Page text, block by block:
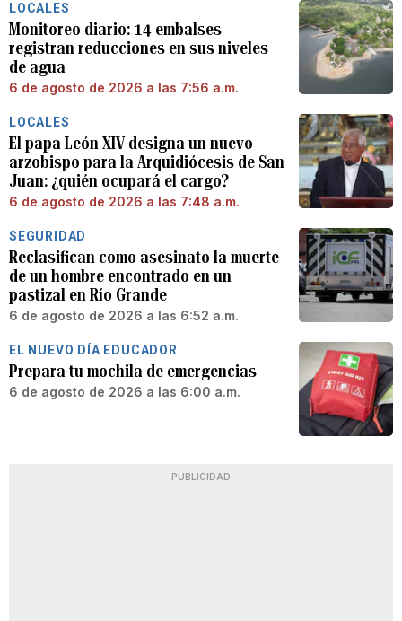
LOCALES
Monitoreo diario: 14 embalses
registran reducciones en sus niveles
de agua
6 de agosto de 2026 a las 7:56 a.m.
LOCALES
El papa León XIV designa un nuevo
arzobispo para la Arquidiócesis de San
Juan: ¿quién ocupará el cargo?
6 de agosto de 2026 a las 7:48 a.m.
SEGURIDAD
Reclasifican como asesinato la muerte
de un hombre encontrado en un
pastizal en Río Grande
6 de agosto de 2026 a las 6:52 a.m.
EL NUEVO DÍA EDUCADOR
Prepara tu mochila de emergencias
6 de agosto de 2026 a las 6:00 a.m.
PUBLICIDAD